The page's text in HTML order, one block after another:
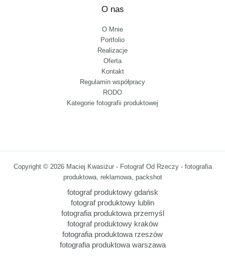
O nas
O Mnie
Portfolio
Realizacje
Oferta
Kontakt
Regulamin współpracy
RODO
Kategorie fotografii produktowej
Copyright © 2026 Maciej Kwasiżur - Fotograf Od Rzeczy - fotografia
produktowa, reklamowa, packshot
fotograf produktowy gdańsk
fotograf produktowy lublin
fotografia produktowa przemyśl
fotograf produktowy kraków
fotografia produktowa rzeszów
fotografia produktowa warszawa